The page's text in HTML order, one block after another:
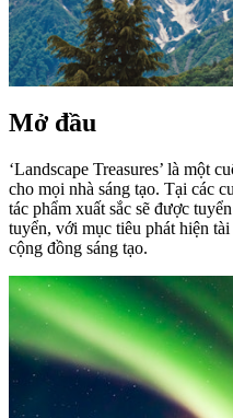
Mở đầu
‘Landscape Treasures’ là một
cho mọi nhà sáng tạo. Tại các
tác phẩm xuất sắc sẽ được
tuyển, với mục tiêu phát hiện
cộng đồng sáng tạo.